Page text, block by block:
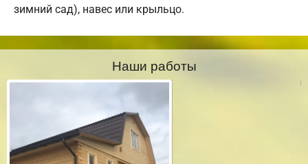
зимний сад), навес или крыльцо.
Наши работы